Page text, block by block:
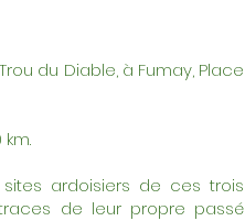
du Diable, à Fumay, Place
ardoisiers de ces trois
de leur propre passé